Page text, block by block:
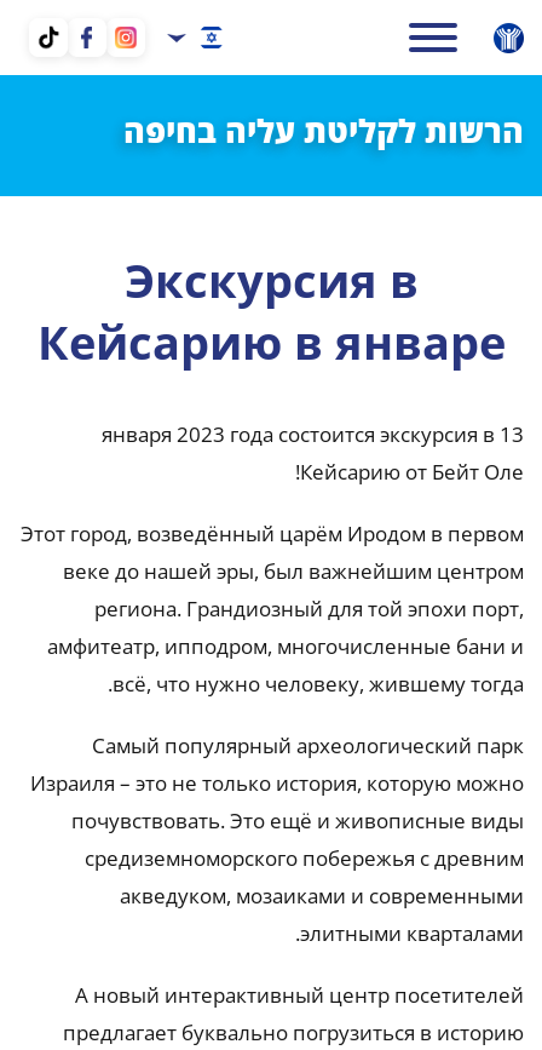
הרשות לקליטת עליה בחיפה
Экскурсия в
Кейсарию в январе
13 января 2023 года состоится экскурсия в
Кейсарию от Бейт Оле!
Этот город, возведённый царём Иродом в первом
веке до нашей эры, был важнейшим центром
региона. Грандиозный для той эпохи порт,
амфитеатр, ипподром, многочисленные бани и
всё, что нужно человеку, жившему тогда.
Самый популярный археологический парк
Израиля – это не только история, которую можно
почувствовать. Это ещё и живописные виды
средиземноморского побережья с древним
акведуком, мозаиками и современными
элитными кварталами.
А новый интерактивный центр посетителей
предлагает буквально погрузиться в историю